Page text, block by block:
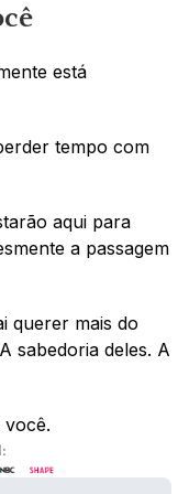
está
tempo com
aqui para
a passagem
querer mais do
sabedoria deles. A
você.